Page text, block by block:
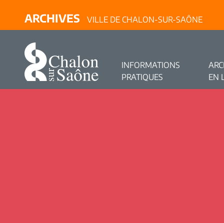
ARCHIVES VILLE DE CHALON-SUR-SAÔNE
INFORMATIONS
PRATIQUES
EN